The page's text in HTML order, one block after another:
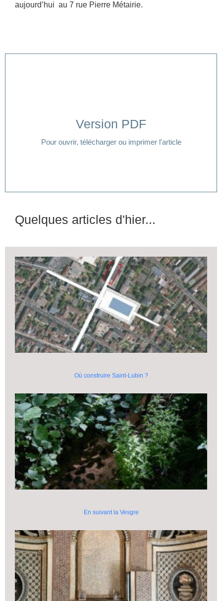
aujourd’hui au 7 rue Pierre Métairie.
Version PDF
Pour ouvrir, télécharger ou imprimer l'article
Cliquer ici
Quelques articles d'hier...
Où construire Saint-Lubin ?
En suivant la Vesgre